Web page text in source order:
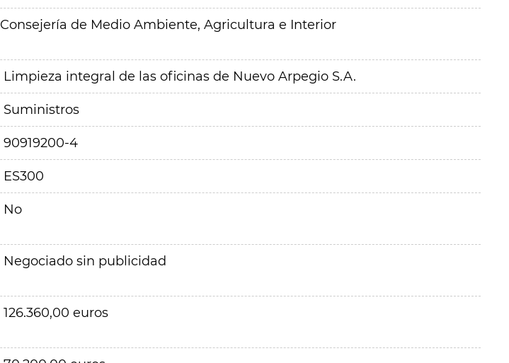
Consejería de Medio Ambiente, Agricultura e Interior
Limpieza integral de las oficinas de Nuevo Arpegio S.A.
Suministros
90919200-4
ES300
No
Negociado sin publicidad
126.360,00 euros